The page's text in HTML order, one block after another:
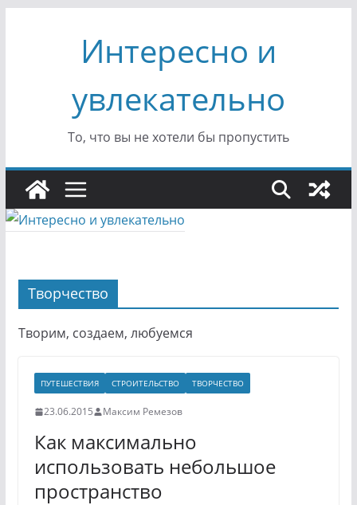
содержимомуИнтересно и
увлекательно
То, что вы не хотели бы пропустить
Творчество
Творим, создаем, любуемся
ПУТЕШЕСТВИЯ СТРОИТЕЛЬСТВО ТВОРЧЕСТВО
23.06.2015 Максим Ремезов
Как максимально
использовать небольшое
пространство